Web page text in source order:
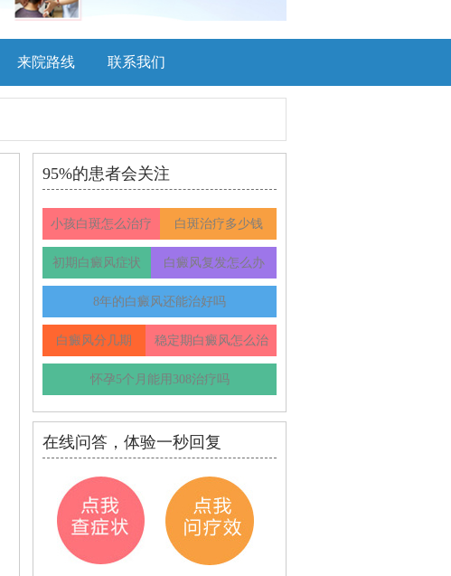
来院路线 联系我们
95%的患者会关注
小孩白斑怎么治疗 白斑治疗多少钱
初期白癜风症状 白癜风复发怎么办
8年的白癜风还能治好吗
白癜风分几期 稳定期白癜风怎么治
怀孕5个月能用308治疗吗
在线问答，体验一秒回复